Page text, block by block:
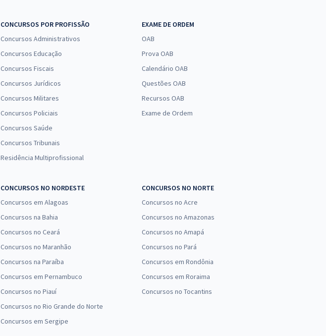
CONCURSOS POR PROFISSÃO
Concursos Administrativos
Concursos Educação
Concursos Fiscais
Concursos Jurídicos
Concursos Militares
Concursos Policiais
Concursos Saúde
Concursos Tribunais
Residência Multiprofissional
EXAME DE ORDEM
OAB
Prova OAB
Calendário OAB
Questões OAB
Recursos OAB
Exame de Ordem
CONCURSOS NO NORDESTE
Concursos em Alagoas
Concursos na Bahia
Concursos no Ceará
Concursos no Maranhão
Concursos na Paraíba
Concursos em Pernambuco
Concursos no Piauí
Concursos no Rio Grande do Norte
Concursos em Sergipe
CONCURSOS NO NORTE
Concursos no Acre
Concursos no Amazonas
Concursos no Amapá
Concursos no Pará
Concursos em Rondônia
Concursos em Roraima
Concursos no Tocantins